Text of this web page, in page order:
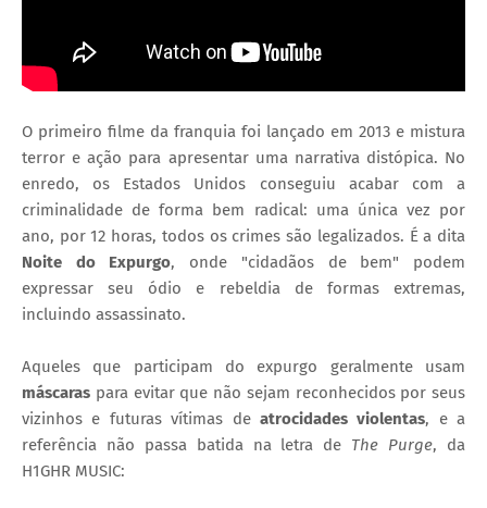
O primeiro filme da franquia foi lançado em 2013 e mistura
terror e ação para apresentar uma narrativa distópica. No
enredo, os Estados Unidos conseguiu acabar com a
criminalidade de forma bem radical: uma única vez por
ano, por 12 horas, todos os crimes são legalizados. É a dita
Noite do Expurgo, onde "cidadãos de bem" podem
expressar seu ódio e rebeldia de formas extremas,
incluindo assassinato.
Aqueles que participam do expurgo geralmente usam
máscaras para evitar que não sejam reconhecidos por seus
vizinhos e futuras vítimas de atrocidades violentas, e a
referência não passa batida na letra de The Purge, da
H1GHR MUSIC: